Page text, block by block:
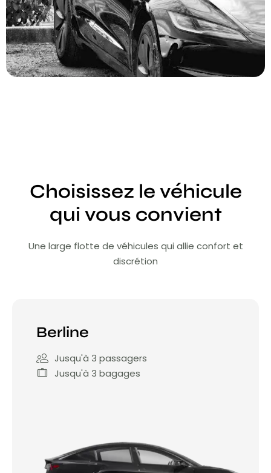
Choisissez le véhicule
qui vous convient
Une large flotte de véhicules qui allie confort et
discrétion
Berline
Jusqu'à 3 passagers
Jusqu'à 3 bagages